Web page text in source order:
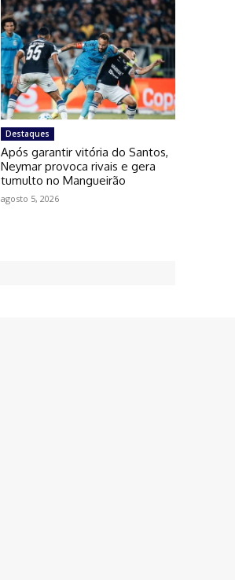
Destaques
Após garantir vitória do Santos,
Neymar provoca rivais e gera
tumulto no Mangueirão
agosto 5, 2026